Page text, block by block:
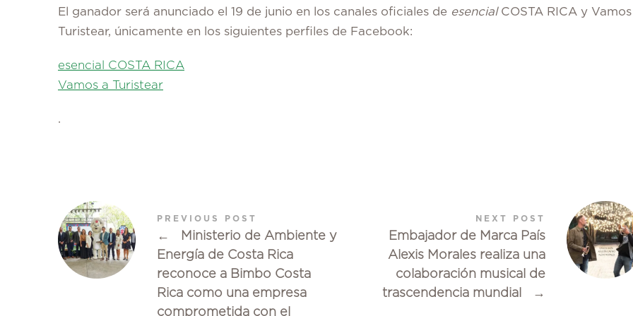
El ganador será anunciado el 19 de junio en los canales oficiales de esencialCOSTA RICA y
Turistear, únicamente en los siguientes perfiles de Facebook:
esencial COSTA RICA
Vamos a Turistear
.
PREVIOUS POST
←
Ministerio de Ambiente y
Energía de Costa Rica
reconoce a Bimbo Costa
Rica como una empresa
comprometida con el
NEXT POST
Embajador de Marca País
Alexis Morales realiza una
colaboración musical de
trascendencia mundial
→